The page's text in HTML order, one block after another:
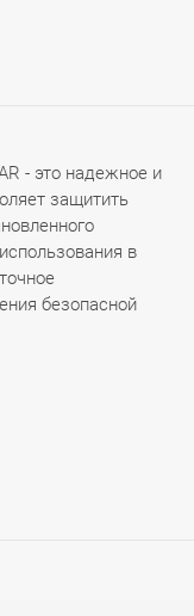
- это надежное и
защитить
в
безопасной